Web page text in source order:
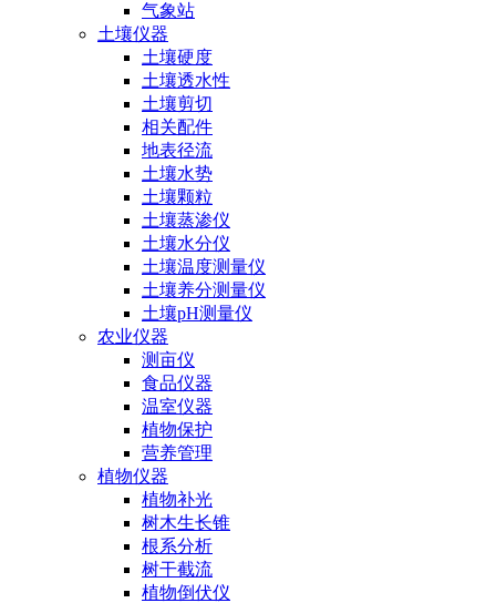
气象站
土壤仪器
土壤硬度
土壤透水性
土壤剪切
相关配件
地表径流
土壤水势
土壤颗粒
土壤蒸渗仪
土壤水分仪
土壤温度测量仪
土壤养分测量仪
土壤pH测量仪
农业仪器
测亩仪
食品仪器
温室仪器
植物保护
营养管理
植物仪器
植物补光
树木生长锥
根系分析
树干截流
植物倒伏仪